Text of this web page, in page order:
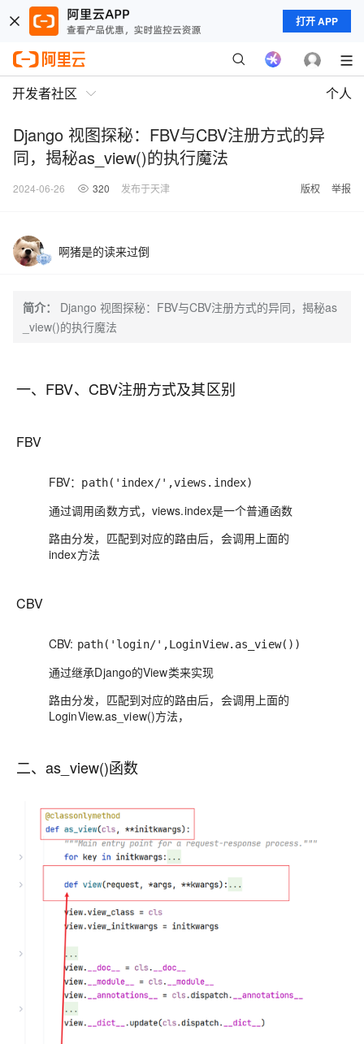
打开 APP
开发者社区 个人
Django 视图探秘：FBV与CBV注册方式的异
同，揭秘as_view()的执行魔法
2024-06-26 320 发布于天津 版权 举报
啊猪是的读来过倒
简介：
Django 视图探秘：FBV与CBV注册方式的异同，揭秘as
_view()的执行魔法
一、FBV、CBV注册方式及其区别
FBV
FBV： path('index/',views.index)
通过调用函数方式，views.index是一个普通函数
路由分发，匹配到对应的路由后，会调用上面的
index方法
CBV
CBV: path('login/',LoginView.as_view())
通过继承Django的View类来实现
路由分发，匹配到对应的路由后，会调用上面的
LoginView.as_view()方法，
二、as_view()函数